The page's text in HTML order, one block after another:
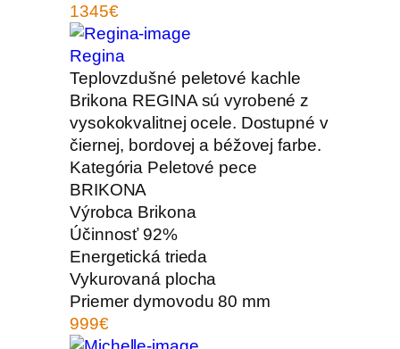
1345€
Regina
Teplovzdušné peletové kachle
Brikona REGINA sú vyrobené z
vysokokvalitnej ocele. Dostupné v
čiernej, bordovej a béžovej farbe.
Kategória Peletové pece
BRIKONA
Výrobca Brikona
Účinnosť92%
Energetická trieda
Vykurovaná plocha
Priemer dymovodu 80 mm
999€